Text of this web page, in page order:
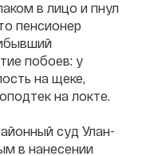
в лицо и пнул
пенсионер
побоев: у
на щеке,
на локте.
суд Улан-
в нанесении